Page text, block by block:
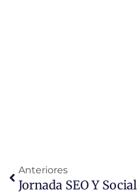
Anteriores
Jornada SEO Y